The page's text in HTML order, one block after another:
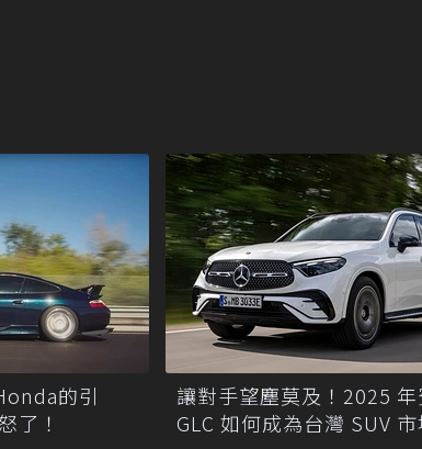
的引
了！
讓對手望塵莫及！2025 年
GLC 如何成為台灣 SUV